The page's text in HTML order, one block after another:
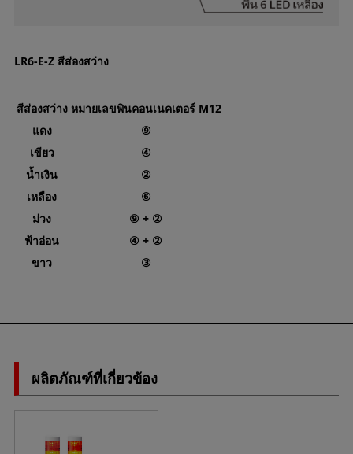
LR6-E-Z สีส่องสว่าง
สีส่องสว่าง หมายเลขพินคอนเนคเตอร์ M12
แดง
⑨
เขียว
④
น้ำเงิน
②
เหลือง
⑥
ม่วง
⑨ + ②
ฟ้าอ่อน
④ + ②
ขาว
③
ผลิตภัณฑ์ที่เกี่ยวข้อง